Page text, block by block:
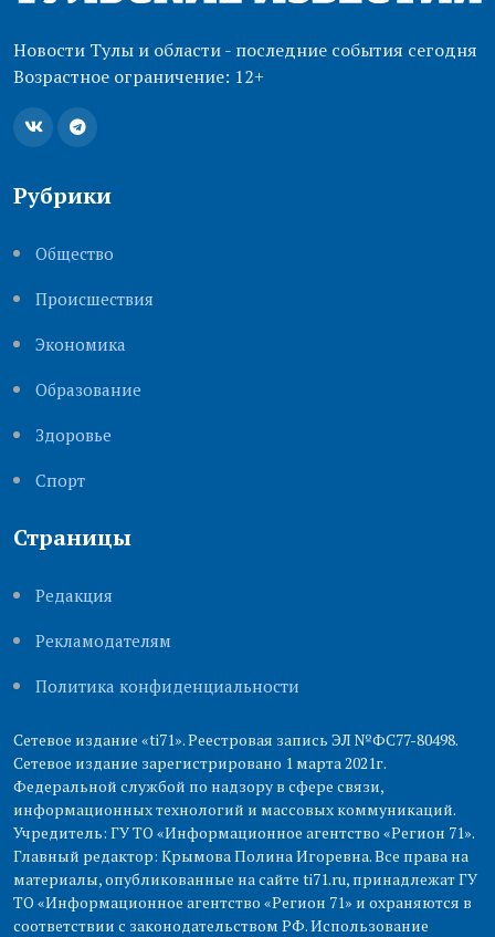
Новости Тулы и области - последние события сегодня
Возрастное ограничение: 12+
Рубрики
Общество
Происшествия
Экономика
Образование
Здоровье
Cпорт
Страницы
Редакция
Рекламодателям
Политика конфиденциальности
Сетевое издание «ti71». Реестровая запись ЭЛ №ФС77-80498.
Сетевое издание зарегистрировано 1 марта 2021г.
Федеральной службой по надзору в сфере связи,
информационных технологий и массовых коммуникаций.
Учредитель: ГУ ТО «Информационное агентство «Регион 71».
Главный редактор: Крымова Полина Игоревна. Все права на
материалы, опубликованные на сайте ti71.ru, принадлежат ГУ
ТО «Информационное агентство «Регион 71» и охраняются в
соответствии с законодательством РФ. Использование